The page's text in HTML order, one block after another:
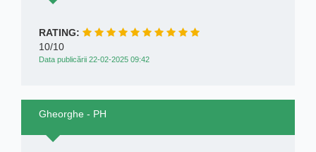
RATING:
10/10
Data publicării 22-02-2025 09:42
Gheorghe - PH